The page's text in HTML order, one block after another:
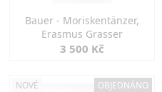
Bauer - Moriskentänzer,
Erasmus Grasser
3 500 Kč
NOVÉ OBJEDNÁNO